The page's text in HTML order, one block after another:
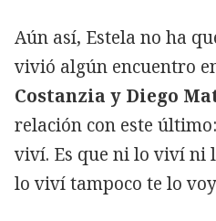
Aún así, Estela no ha
vivió algún encuentro
Costanzia y Diego
relación con este
viví. Es que ni lo viví ni
lo viví tampoco te lo